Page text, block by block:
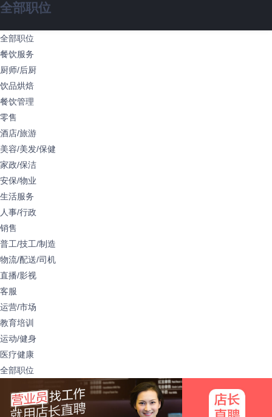
全部职位
全部职位
餐饮服务
厨师/后厨
饮品烘焙
餐饮管理
零售
酒店/旅游
美容/美发/保健
家政/保洁
安保/物业
生活服务
人事/行政
销售
普工/技工/制造
物流/配送/司机
直播/影视
客服
运营/市场
教育培训
运动/健身
医疗健康
全部职位